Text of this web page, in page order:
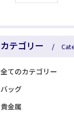
カテゴリー
全てのカテゴリー
バッグ
貴金属